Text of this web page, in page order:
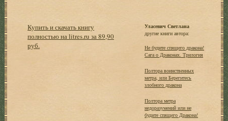
Купить и скачать книгу
полностью на litres.ru за 89,90
руб.
Уласевич Светлана
другие книги автора:
Не будите спящего дракона!
Сага о Драконах. Трилогия
Полтора воинственных
метра, или Берегитесь
злобного дракона
Полтора метра
недоразумений или не
будите спящего Дракона!